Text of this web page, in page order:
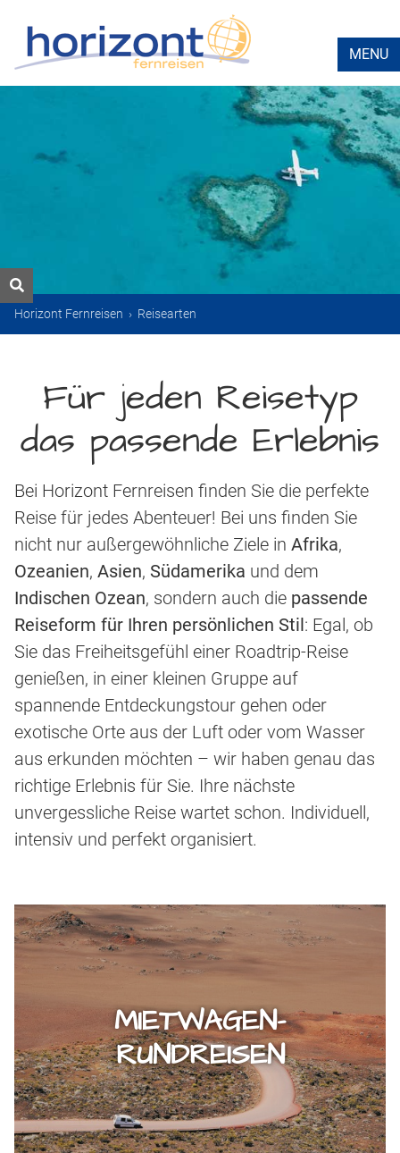
MENU
Horizont Fernreisen › Reisearten
Für jeden Reisetyp
das passende Erlebnis
Bei Horizont Fernreisen finden Sie die perfekte
Reise für jedes Abenteuer! Bei uns finden Sie
nicht nur außergewöhnliche Ziele in Afrika,
Ozeanien, Asien, Südamerika und dem
Indischen Ozean, sondern auch die passende
Reiseform für Ihren persönlichen Stil: Egal, ob
Sie das Freiheitsgefühl einer Roadtrip-Reise
genießen, in einer kleinen Gruppe auf
spannende Entdeckungstour gehen oder
exotische Orte aus der Luft oder vom Wasser
aus erkunden möchten – wir haben genau das
richtige Erlebnis für Sie. Ihre nächste
unvergessliche Reise wartet schon. Individuell,
intensiv und perfekt organisiert.
MIETWAGEN-
RUNDREISEN